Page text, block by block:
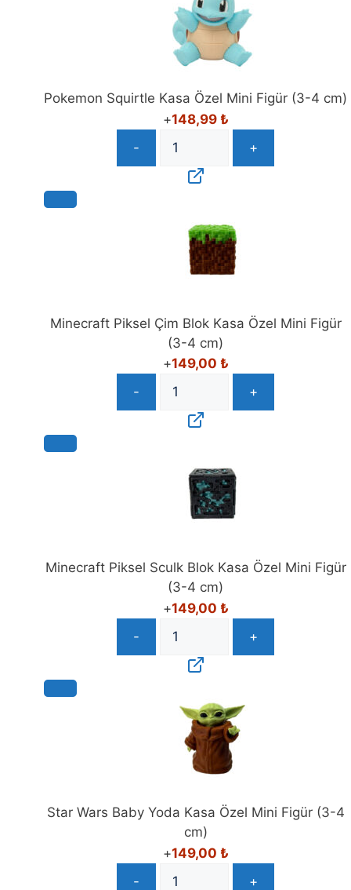
Pokemon Squirtle Kasa Özel Mini Figür (3-4 cm)
+148,99 ₺
-
+
Minecraft Piksel Çim Blok Kasa Özel Mini Figür
(3-4 cm)
+149,00 ₺
-
+
Minecraft Piksel Sculk Blok Kasa Özel Mini Figür
(3-4 cm)
+149,00 ₺
-
+
Star Wars Baby Yoda Kasa Özel Mini Figür (3-4
cm)
+149,00 ₺
-
+